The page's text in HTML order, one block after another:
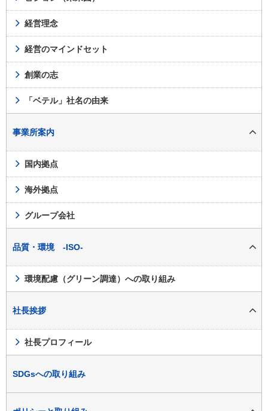
経営理念
経営のマインドセット
創業の志
「ベテル」社名の由来
事業所案内
国内拠点
海外拠点
グループ会社
品質・環境 -ISO-
環境配慮（グリーン調達）への取り組み
社長挨拶
社長プロフィール
SDGsへの取り組み